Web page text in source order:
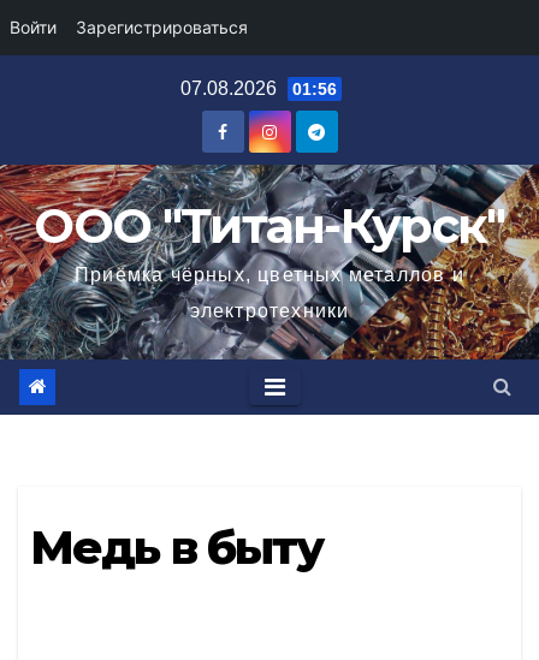
Войти Зарегистрироваться
07.08.2026 01:56
ООО "Титан-Курск"
Приёмка чёрных, цветных металлов и
электротехники
Медь в быту